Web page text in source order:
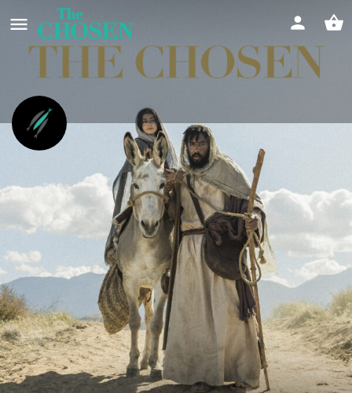
Weihnachten mit The Chosen
Freuen wir uns gemeinsam
Event date
22/12/2025 - 22/12/2025
Infos Feedback 0 Store 0
Wegbeschreibung Anrufen Rückmeldung
Art der Veranstaltung